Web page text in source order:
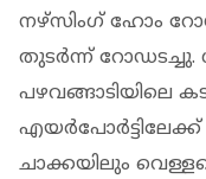
നഴ്‌സിംഗ് ഹോം
തുടര്‍ന്ന് റോഡടച്ചു.
പഴവങ്ങാടിയിലെ
ചാക്കയിലും